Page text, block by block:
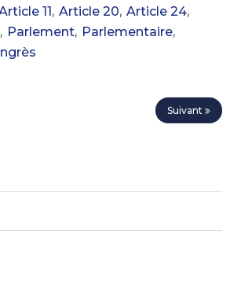
11, Article 20, Article 24,
, Parlement, Parlementaire,
Suivant